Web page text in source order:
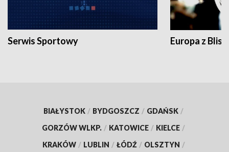
Serwis Sportowy Europa z
BIAŁYSTOK / BYDGOSZCZ / GDAŃSK /
GORZÓW WLKP. / KATOWICE / KIELCE /
KRAKÓW / LUBLIN / ŁÓDŹ / OLSZTYN /